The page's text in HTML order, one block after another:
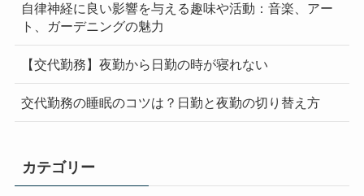
自律神経に良い影響を与える趣味や活動：音楽、アー
ト、ガーデニングの魅力
【交代勤務】夜勤から日勤の時が寝れない
交代勤務の睡眠のコツは？日勤と夜勤の切り替え方
カテゴリー